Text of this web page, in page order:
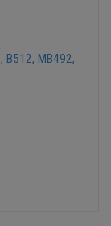
B512, MB492,